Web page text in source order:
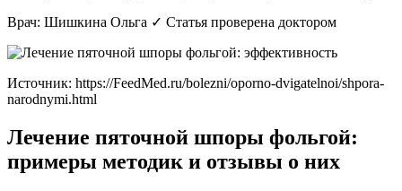
Врач: Шишкина Ольга ✓ Статья проверена доктором
Источник: https://FeedMed.ru/bolezni/oporno-dvigatelnoi/shpora-
narodnymi.html
Лечение пяточной шпоры фольгой:
примеры методик и отзывы о них